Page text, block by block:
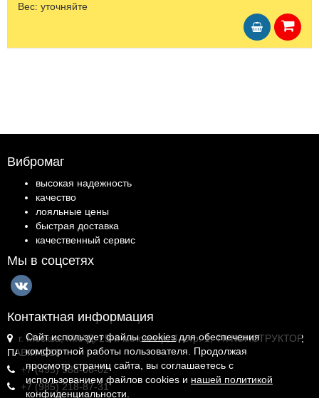
Вес: уточняйте
Вибромаг
высокая надежность
качество
лояльные цены
быстрая доставка
качественный сервис
Мы в соцсетях
Контактная информация
г. Москва, МКАД, 25-й километр, 4, стр. 1, ТК КОНСТРУКТОР,
ПАВ.И-1.18
+7 (495) 988-06-02
+7 (985) 218-87-31
Сайт использует файлыcookiesдля обеспечения
комфортной работы пользователя. Продолжая
просмотр страниц сайта, вы соглашаетесь с
использованием файлов cookies и нашей политикой
конфиденциальности